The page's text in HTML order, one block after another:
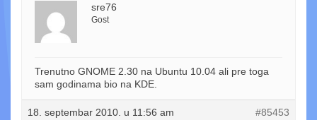
sre76
Gost
Trenutno GNOME 2.30 na Ubuntu 10.04 ali pre toga
sam godinama bio na KDE.
18. septembar 2010. u 11:56 am #85453